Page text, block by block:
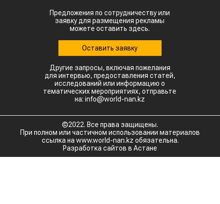
Предложения по сотрудничеству или
заявку для размещения рекламы
можете оставить здесь.
Оставить заявку
Другие запросы, включая пожелания
для интервью, предоставления статей,
исследований или информацию о
тематических мероприятиях, отправьте
на: info@world-nan.kz
©2022. Все права защищены.
При полном или частичном использовании материалов
ссылка на www.world-nan.kz обязательна.
Разработка сайтов в Астане